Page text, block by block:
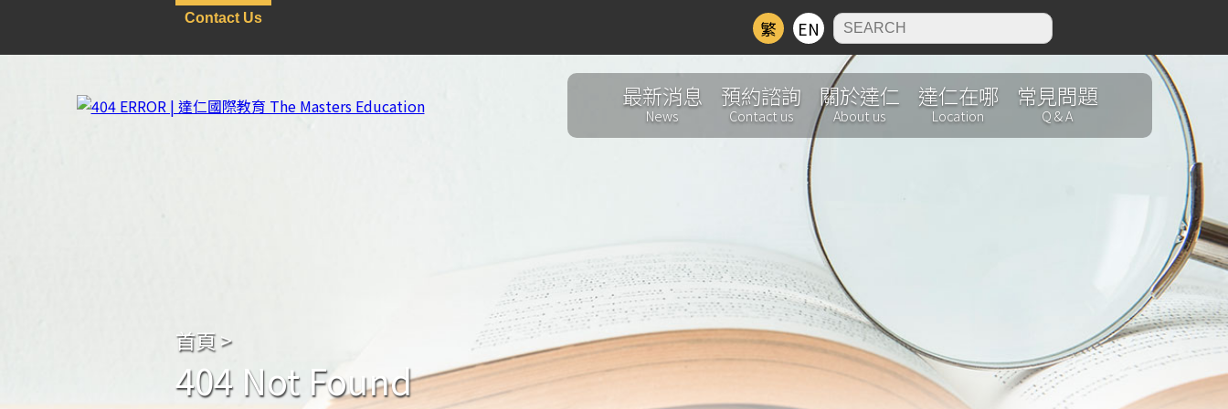
Contact Us 繁 EN
最新消息
News
預約諮詢
Contact us
關於達仁
About us
達仁在哪
Location
常見問題
Q & A
首頁>
404 Not Found